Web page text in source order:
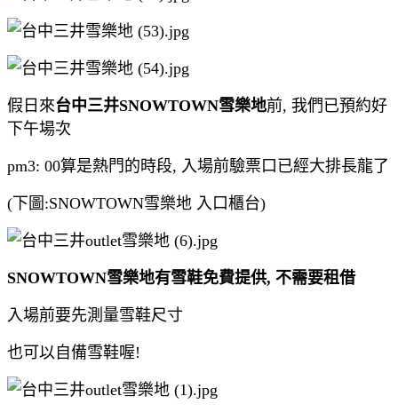
假日來台中三井SNOWTOWN雪樂地前, 我們已預約好
下午場次
pm3: 00算是熱門的時段, 入場前驗票口已經大排長龍了
(下圖:SNOWTOWN雪樂地 入口櫃台)
SNOWTOWN雪樂地有雪鞋免費提供, 不需要租借
入場前要先測量雪鞋尺寸
也可以自備雪鞋喔!